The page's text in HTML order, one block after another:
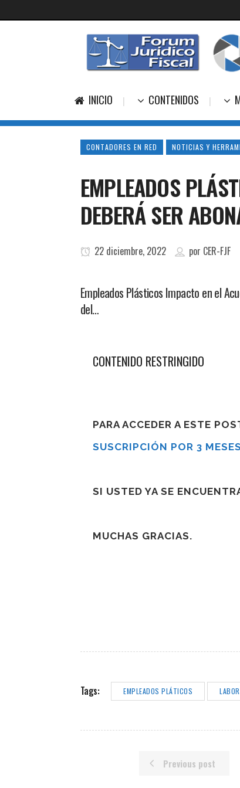
INICIO CONTENIDOS
CONTADORES EN RED NOTICIAS Y
EMPLEADOS
DEBERÁ SER
22 diciembre, 2022 por CER-FJF
Empleados Plásticos Impacto en el
del…
CONTENIDO RESTRINGIDO
PARA ACCEDER A ESTE
SUSCRIPCIÓN POR 3 MESES
SI USTED YA SE
MUCHAS GRACIAS.
Tags: EMPLEADOS PLÁTICOS
Previous post